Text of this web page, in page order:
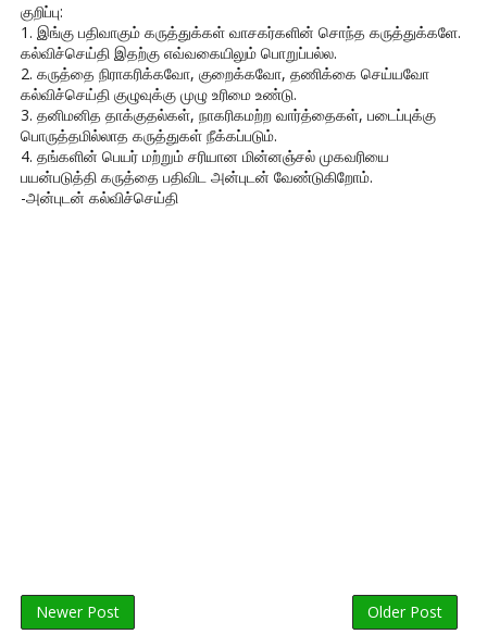
குறிப்பு:
1. இங்கு பதிவாகும் கருத்துக்கள் வாசகர்களின் சொந்த கருத்துக்களே.
கல்விச்செய்தி இதற்கு எவ்வகையிலும் பொறுப்பல்ல.
2. கருத்தை நிராகரிக்கவோ, குறைக்கவோ, தணிக்கை செய்யவோ
கல்விச்செய்தி குழுவுக்கு முழு உரிமை உண்டு.
3. தனிமனித தாக்குதல்கள், நாகரிகமற்ற வார்த்தைகள், படைப்புக்கு
பொருத்தமில்லாத கருத்துகள் நீக்கப்படும்.
4. தங்களின் பெயர் மற்றும் சரியான மின்னஞ்சல் முகவரியை
பயன்படுத்தி கருத்தை பதிவிட அன்புடன் வேண்டுகிறோம்.
-அன்புடன் கல்விச்செய்தி
Newer Post Older Post